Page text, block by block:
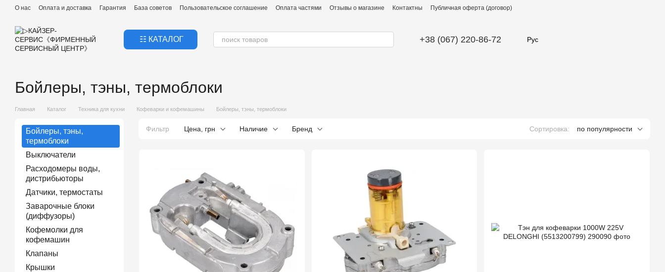
Перейти к основному контенту
О нас Оплата и доставка Гарантия База советов Пользовательское соглашение Оплата частями Отзывы о магазине Контактны Публичная оферта (договор)
☷ КАТАЛОГ +38 (067) 220-86-72 Рус
Бойлеры, тэны, термоблоки
Главная Каталог Техника для кухни Кофеварки и кофемашины Бойлеры, тэны, термоблоки
Фильтр Цена, грн Наличие Бренд Сортировка: по популярности
Бойлеры, тэны,
термоблоки
Выключатели
Расходомеры воды,
дистрибьюторы
Датчики, термостаты
Заварочные блоки
(диффузоры)
Кофемолки для
кофемашин
Клапаны
Крышки